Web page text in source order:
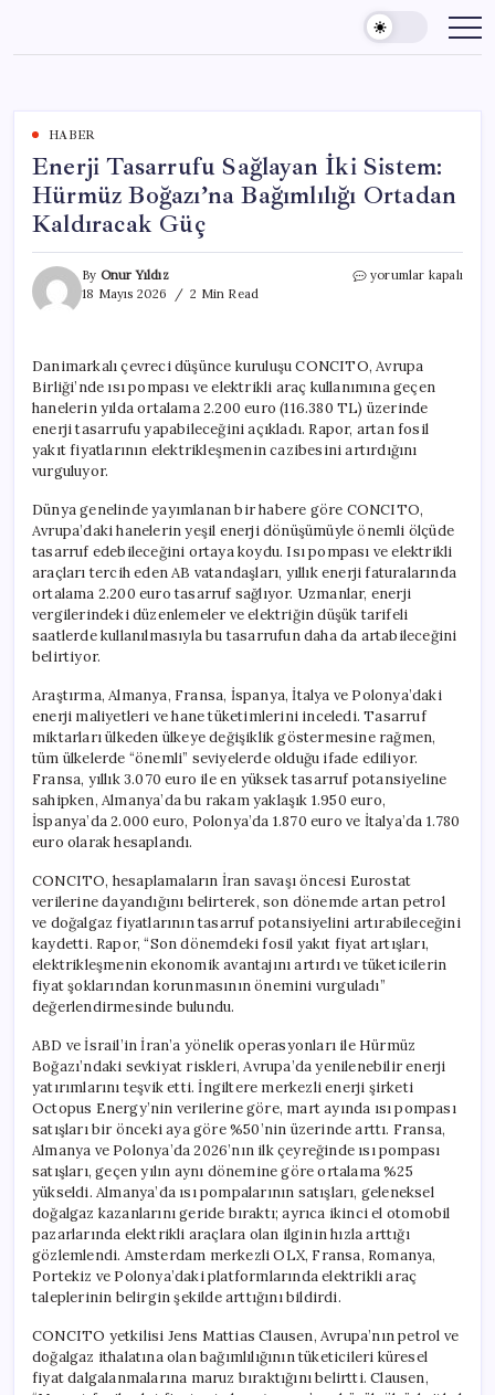
content
HABER
Enerji Tasarrufu Sağlayan İki Sistem:
Hürmüz Boğazı’na Bağımlılığı Ortadan
Kaldıracak Güç
By Onur Yıldız
18 Mayıs 2026
2 Min Read
Enerji
Hürmüz
Boğazı’na
Bağımlılığı
Ortadan
Kaldıracak
Güç
yorumlar kapalı
Danimarkalı çevreci düşünce kuruluşu CONCITO, Avrupa
Birliği’nde ısı pompası ve elektrikli araç kullanımına geçen
hanelerin yılda ortalama 2.200 euro (116.380 TL) üzerinde
enerji tasarrufu yapabileceğini açıkladı. Rapor, artan fosil
yakıt fiyatlarının elektrikleşmenin cazibesini artırdığını
vurguluyor.
Dünya genelinde yayımlanan bir habere göre CONCITO,
Avrupa’daki hanelerin yeşil enerji dönüşümüyle önemli ölçüde
tasarruf edebileceğini ortaya koydu. Isı pompası ve elektrikli
araçları tercih eden AB vatandaşları, yıllık enerji faturalarında
ortalama 2.200 euro tasarruf sağlıyor. Uzmanlar, enerji
vergilerindeki düzenlemeler ve elektriğin düşük tarifeli
saatlerde kullanılmasıyla bu tasarrufun daha da artabileceğini
belirtiyor.
Araştırma, Almanya, Fransa, İspanya, İtalya ve Polonya’daki
enerji maliyetleri ve hane tüketimlerini inceledi. Tasarruf
miktarları ülkeden ülkeye değişiklik göstermesine rağmen,
tüm ülkelerde “önemli” seviyelerde olduğu ifade ediliyor.
Fransa, yıllık 3.070 euro ile en yüksek tasarruf potansiyeline
sahipken, Almanya’da bu rakam yaklaşık 1.950 euro,
İspanya’da 2.000 euro, Polonya’da 1.870 euro ve İtalya’da 1.780
euro olarak hesaplandı.
CONCITO, hesaplamaların İran savaşı öncesi Eurostat
verilerine dayandığını belirterek, son dönemde artan petrol
ve doğalgaz fiyatlarının tasarruf potansiyelini artırabileceğini
kaydetti. Rapor, “Son dönemdeki fosil yakıt fiyat artışları,
elektrikleşmenin ekonomik avantajını artırdı ve tüketicilerin
fiyat şoklarından korunmasının önemini vurguladı”
değerlendirmesinde bulundu.
ABD ve İsrail’in İran’a yönelik operasyonları ile Hürmüz
Boğazı’ndaki sevkiyat riskleri, Avrupa’da yenilenebilir enerji
yatırımlarını teşvik etti. İngiltere merkezli enerji şirketi
Octopus Energy’nin verilerine göre, mart ayında ısı pompası
satışları bir önceki aya göre %50’nin üzerinde arttı. Fransa,
Almanya ve Polonya’da 2026’nın ilk çeyreğinde ısı pompası
satışları, geçen yılın aynı dönemine göre ortalama %25
yükseldi. Almanya’da ısı pompalarının satışları, geleneksel
doğalgaz kazanlarını geride bıraktı; ayrıca ikinci el otomobil
pazarlarında elektrikli araçlara olan ilginin hızla arttığı
gözlemlendi. Amsterdam merkezli OLX, Fransa, Romanya,
Portekiz ve Polonya’daki platformlarında elektrikli araç
taleplerinin belirgin şekilde arttığını bildirdi.
CONCITO yetkilisi Jens Mattias Clausen, Avrupa’nın petrol ve
doğalgaz ithalatına olan bağımlılığının tüketicileri küresel
fiyat dalgalanmalarına maruz bıraktığını belirtti. Clausen,